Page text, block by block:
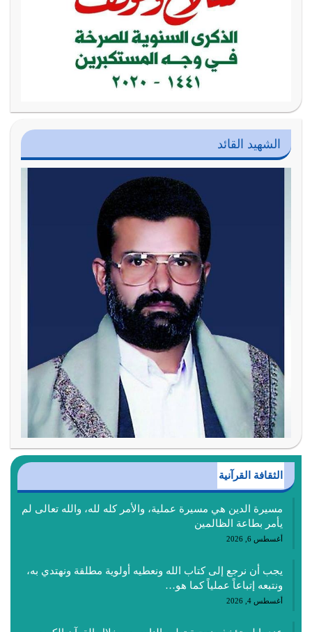
الشهيد القائد
الثقافة القرآنية
مسيرة الدين هي مسيرة عملية، والأمر كله لله، والله تعالى لم
يأمر بطاعة الظالمين
أغسطس 6, 2026
يجب أن نرجع إلى كتاب الله ونعطيه أولوية مطلقة ونهتدي به،
ونتبعه إتباعاً عملياً كما هو…
أغسطس 4, 2026